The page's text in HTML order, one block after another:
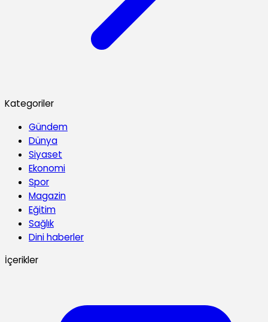
Kategoriler
Gündem
Dünya
Siyaset
Ekonomi
Spor
Magazin
Eğitim
Sağlık
Dini haberler
İçerikler